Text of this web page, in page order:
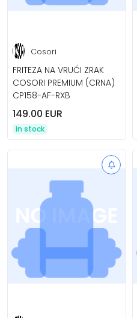
Cosori
FRITEZA NA VRUĆI ZRAK
COSORI PREMIUM (CRNA)
CP158-AF-RXB
149.00 EUR
in stock